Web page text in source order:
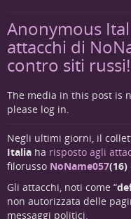
economicamente,
non riceve alcun
Anonymous
attacchi di
contro siti russi!
The media in this post is
please log in.
Negli ultimi giorni, il
Italia ha risposto agli
filorusso NoName057(16)
Gli attacchi, noti come “
non autorizzata delle
messaggi politici.